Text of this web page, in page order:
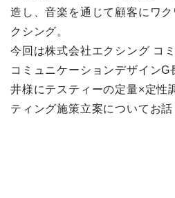
造し、音楽を通じて顧客にワ
クシング。
今回は株式会社エクシング コ
コミュニケーションデザインG
井様にテスティーの定量×定性
ティング施策立案についてお話